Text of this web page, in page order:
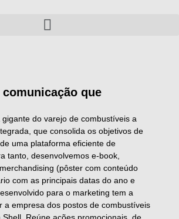
que
do varejo de combustíveis a
que consolida os objetivos de
uma plataforma eficiente de
tanto, desenvolvemos e-book,
(pôster com conteúdo
com as principais datas do ano e
para o marketing tem a
a empresa dos postos de combustíveis
Reúne ações promocionais, de